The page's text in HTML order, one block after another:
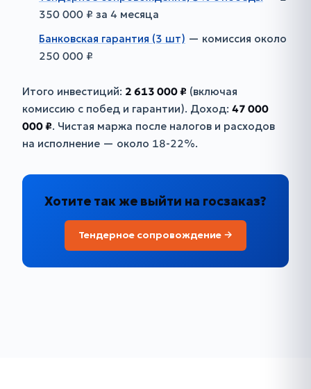
350 000 ₽ за 4 месяца
Банковская гарантия (3 шт) — комиссия около
250 000 ₽
Итого инвестиций: 2 613 000 ₽ (включая
комиссию с побед и гарантии). Доход: 47 000
000 ₽. Чистая маржа после налогов и расходов
на исполнение — около 18-22%.
Хотите так же выйти на госзаказ?
Тендерное сопровождение →